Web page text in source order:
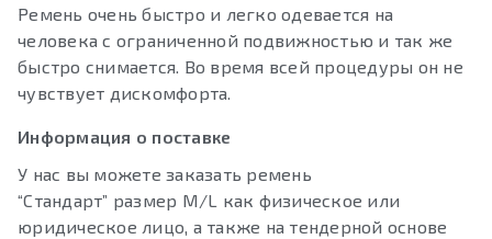
Ремень очень быстро и легко одевается на
человека с ограниченной подвижностью и так же
быстро снимается. Во время всей процедуры он не
чувствует дискомфорта.
Информация о поставке
У нас вы можете заказать ремень
“Стандарт” размер М/L как физическое или
юридическое лицо, а также на тендерной основе